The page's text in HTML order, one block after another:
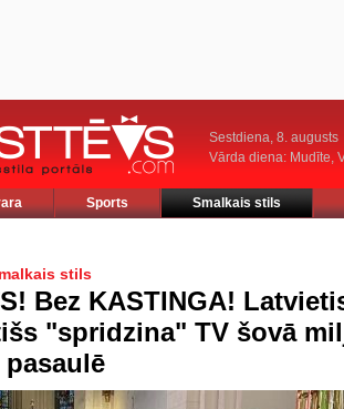
Sestdiena, 8. augusts
Vārda diena: Mudīte,
Sports Smalkais stils
stils
Bez KASTINGA!
"spridzina" TV šovā